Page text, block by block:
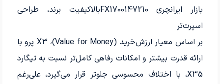
بازار ایرانچری FX1700147210بالاکیفیت برند، طراحی
اسپرت‌تر
بر اساس معیار ارزش‌خرید (Value for Money)، X3 پرو با
ارائه قدرت بیشتر و امکانات رفاهی کامل‌تر نسبت به تیگارد
X35، با اختلاف محسوسی جلوتر قرار می‌گیرد، علی‌رغم